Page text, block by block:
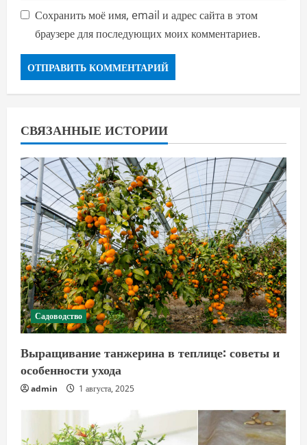
Сохранить моё имя, email и адрес сайта в этом
браузере для последующих моих комментариев.
СВЯЗАННЫЕ ИСТОРИИ
Садоводство
Выращивание танжерина в теплице: советы и
особенности ухода
admin 1 августа, 2025